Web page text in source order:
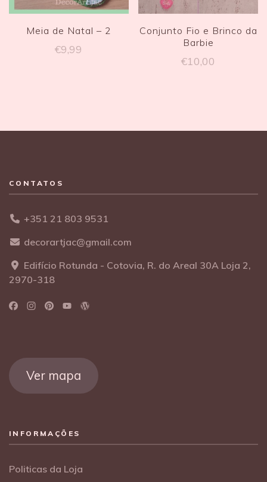
Meia de Natal – 2
€9,99
Conjunto Fio e Brinco da
Barbie
€10,00
CONTATOS
+351 21 803 9531
decorartjac@gmail.com
Edifício Rotunda - Cotovia, R. do Areal 30A Loja 2,
2970-318
Ver mapa
INFORMAÇÕES
Politicas da Loja